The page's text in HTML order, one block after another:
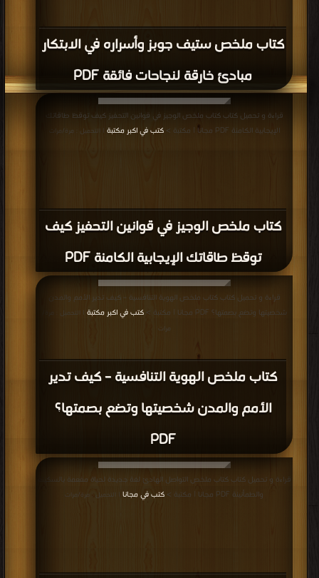
كتاب ملخص ستيف جوبز وأسراره في الابتكار
مبادئ خارقة لنجاحات فائقة PDF
كتاب ملخص الوجيز في قوانين التحفيز كيف
توقظ طاقاتك الإيجابية الكامنة PDF
قراءة و تحميل كتاب كتاب ملخص الوجيز في قوانين التحفيز كيف توقظ طاقاتك
الإيجابية الكامنة PDF مجانا | مكتبة >
كتب في اكبر مكتبة | التحميل : مرة/مرات
كتاب ملخص الهوية التنافسية – كيف تدير
الأمم والمدن شخصيتها وتضع بصمتها؟
PDF
قراءة و تحميل كتاب كتاب ملخص الهوية التنافسية – كيف تدير الأمم والمدن
شخصيتها وتضع بصمتها؟ PDF مجانا | مكتبة >
كتب في اكبر مكتبة
| التحميل : مرة/
مرات
قراءة و تحميل كتاب كتاب ملخص التواصل الهادئ لغة جديدة لحياة مفعمة بالسكينة
والطمأنينة PDF مجانا | مكتبة >
كتب في مجانا | التحميل : مرة/مرات